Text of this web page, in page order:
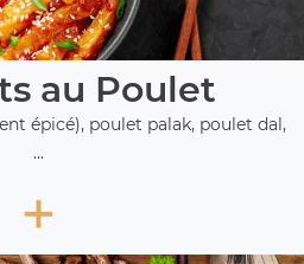
au Poulet
épicé), poulet palak, poulet dal,
...
+